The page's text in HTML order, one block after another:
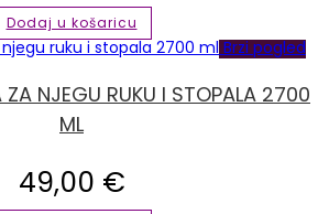
Dodaj u košaricu
Brzi pogled
ZA NJEGU RUKU I STOPALA 2700
ML
49,00 €